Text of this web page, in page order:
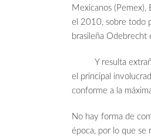
Mexicanos (Pemex),
el 2010, sobre todo
brasileña Odebrecht
Y resulta extraña
el principal
conforme a la
No hay forma de
época, por lo que se